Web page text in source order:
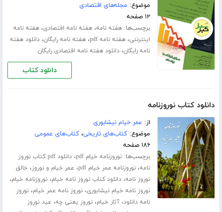
موضوع: مجله‌های اقتصادی
۱۲ صفحه
برچسب‌ها:هفته نامه،هفته نامه اقتصادی،هفته نامه
اینترنتی،هفته نامه pdf ،هفته نامه رایگان،دانلود هفته
نامه رایگان،دانلود هفته نامه اقتصادی رایگان
دانلود کتاب
دانلود کتاب نوروزنامه
از: عمر خیام نیشابوری
موضوع:کتاب‌های تاریخی،کتاب‌های عمومی
۱۸۶ صفحه
برچسب‌ها:نوروزنامه خیام pdf ،
دانلود pdf کتاب نوروز
نامه،نوروزنامه عمر خیام pdf ، عمر خیام و نوروز، خالق
نوروز نامه،دانلود کتاب نوروز نامه خیام،نوروزنامه خیام،
نوروز نامه خیام نیشابوری،نوروز نامه عمر خیام،نوروز
نامه دانلود،آثار خیام،نوروز یعنی چه، عید نوروز